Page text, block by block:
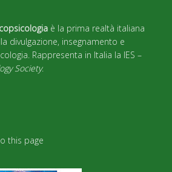
è la prima realtà italiana
divulgazione, insegnamento e
Rappresenta in Italia la IES –
Society.